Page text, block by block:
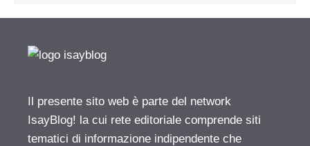
Il presente sito web è parte del network
IsayBlog! la cui rete editoriale comprende siti
tematici di informazione indipendente che